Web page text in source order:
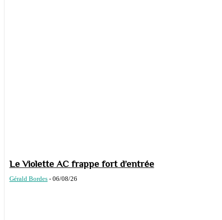
Le Violette AC frappe fort d’entrée
Gérald Bordes - 06/08/26